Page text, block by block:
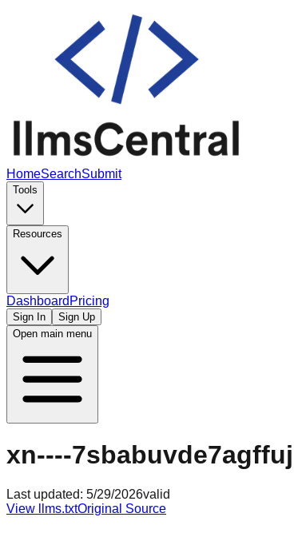
HomeSearchSubmit
Tools
Resources
Dashboard Pricing
Sign In
Sign Up
Open main menu
xn----
Last updated: 5/29/2026valid
View llms.txtOriginal Source